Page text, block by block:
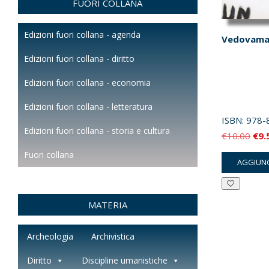
ISBN:978-
€10.00 Il
€
FUORI COLLANA
Edizioni fuori collana - agenda
Edizioni fuori collana - diritto
Edizioni fuori collana - economia
Edizioni fuori collana - letteratura
Edizioni fuori collana - storia e cultura
Fuori collana
MATERIA
Archeologia Archivistica
Diritto Discipline umanistiche